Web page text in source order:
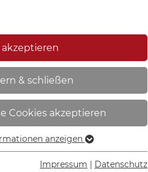
-
|
rechts/links -
akzeptieren
& schließen
Cookies akzeptieren
für grundlegende Funktionen
anzeigen
Impressum Datenschutz